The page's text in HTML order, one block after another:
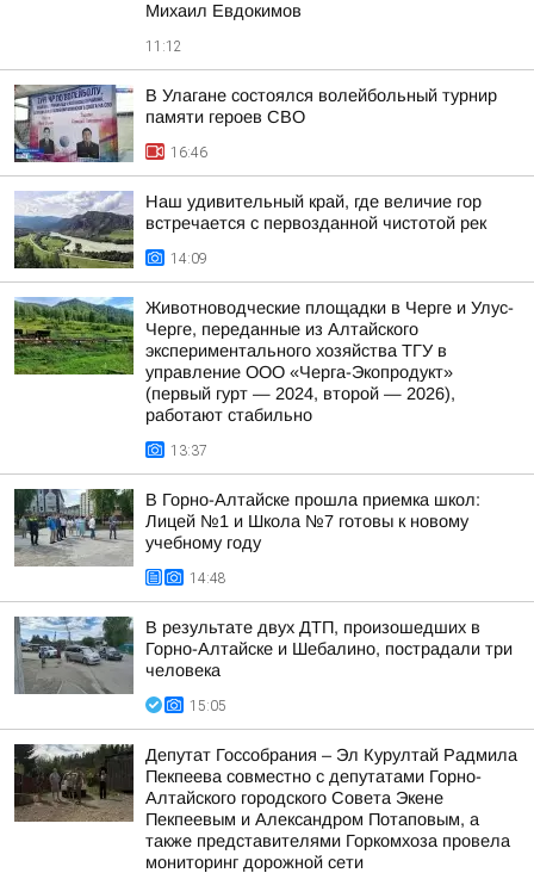
Михаил Евдокимов
11:12
В Улагане состоялся волейбольный турнир
памяти героев СВО
16:46
Наш удивительный край, где величие гор
встречается с первозданной чистотой рек
14:09
Животноводческие площадки в Черге и Улус-
Черге, переданные из Алтайского
экспериментального хозяйства ТГУ в
управление ООО «Черга-Экопродукт»
(первый гурт — 2024, второй — 2026),
работают стабильно
13:37
В Горно-Алтайске прошла приемка школ:
Лицей №1 и Школа №7 готовы к новому
учебному году
14:48
В результате двух ДТП, произошедших в
Горно-Алтайске и Шебалино, пострадали три
человека
15:05
Депутат Госсобрания – Эл Курултай Радмила
Пекпеева совместно с депутатами Горно-
Алтайского городского Совета Экене
Пекпеевым и Александром Потаповым, а
также представителями Горкомхоза провела
мониторинг дорожной сети